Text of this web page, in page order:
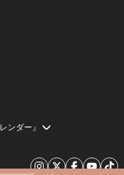
ンダー』